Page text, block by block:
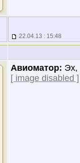
22.04.13 : 15:48
Авиоматор: Эх,
[ image disabled ]